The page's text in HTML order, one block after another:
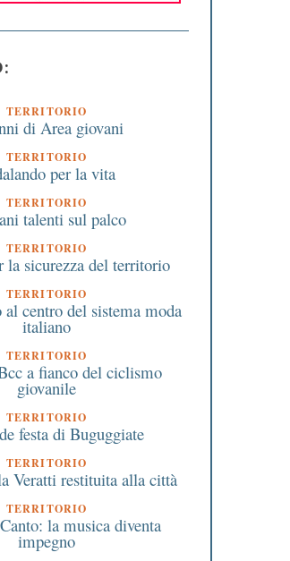
TERRITORIO
di Area giovani
TERRITORIO
per la vita
TERRITORIO
talenti sul palco
TERRITORIO
la sicurezza del territorio
TERRITORIO
centro del sistema moda
italiano
TERRITORIO
a fianco del ciclismo
giovanile
TERRITORIO
festa di Buguggiate
TERRITORIO
Veratti restituita alla città
TERRITORIO
la musica diventa
impegno